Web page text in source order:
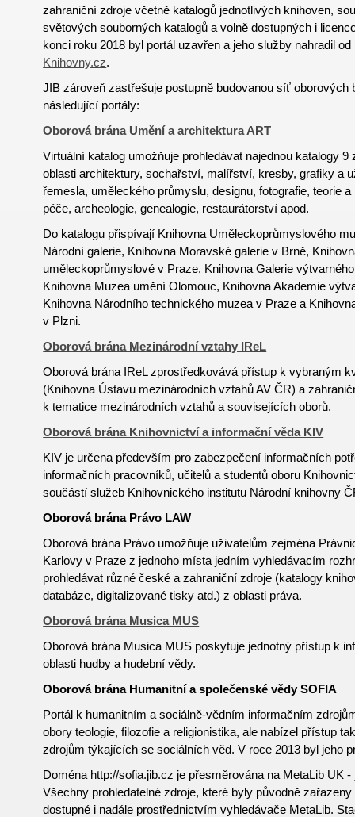
zahraniční zdroje včetně katalogů jednotlivých knihoven,
světových souborných katalogů a volně dostupných i
konci roku 2018 byl portál uzavřen a jeho služby nahradil
Knihovny.cz.
JIB zároveň zastřešuje postupně budovanou síť oborových
následující portály:
Oborová brána Umění a architektura ART
Virtuální katalog umožňuje prohledávat najednou katalogy
oblasti architektury, sochařství, malířství, kresby, grafiky a
řemesla, uměleckého průmyslu, designu, fotografie, teorie
péče, archeologie, genealogie, restaurátorství apod.
Do katalogu přispívají Knihovna Uměleckoprůmyslového
Národní galerie, Knihovna Moravské galerie v Brně,
uměleckoprůmyslové v Praze, Knihovna Galerie
Knihovna Muzea umění Olomouc, Knihovna Akademie
Knihovna Národního technického muzea v Praze a
v Plzni.
Oborová brána Mezinárodní vztahy IReL
Oborová brána IReL zprostředkovává přístup k vybraným
(Knihovna Ústavu mezinárodních vztahů AV ČR) a
k tematice mezinárodních vztahů a souvisejících oborů.
Oborová brána Knihovnictví a informační věda KIV
KIV je určena především pro zabezpečení informačních
informačních pracovníků, učitelů a studentů oboru
součástí služeb Knihovnického institutu Národní knihovny
Oborová brána Právo LAW
Oborová brána Právo umožňuje uživatelům zejména
Karlovy v Praze z jednoho místa jedním vyhledávacím
prohledávat různé české a zahraniční zdroje (katalogy
databáze, digitalizované tisky atd.) z oblasti práva.
Oborová brána Musica MUS
Oborová brána Musica MUS poskytuje jednotný přístup k
oblasti hudby a hudební vědy.
Oborová brána Humanitní a společenské vědy SOFIA
Portál k humanitním a sociálně-vědním informačním
obory teologie, filozofie a religionistika, ale nabízel přístup
zdrojům týkajících se sociálních věd. V roce 2013 byl jeho
Doména http://sofia.jib.cz je přesměrována na MetaLib UK -
Všechny prohledatelné zdroje, které byly původně
dostupné i nadále prostřednictvím vyhledávače MetaLib.